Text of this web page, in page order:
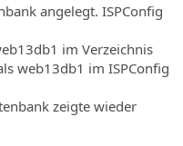
angelegt. ISPConfig
im Verzeichnis
web13db1 im ISPConfig
zeigte wieder